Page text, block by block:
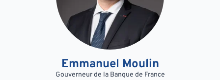
Emmanuel Moulin
Gouverneur de la Banque de France